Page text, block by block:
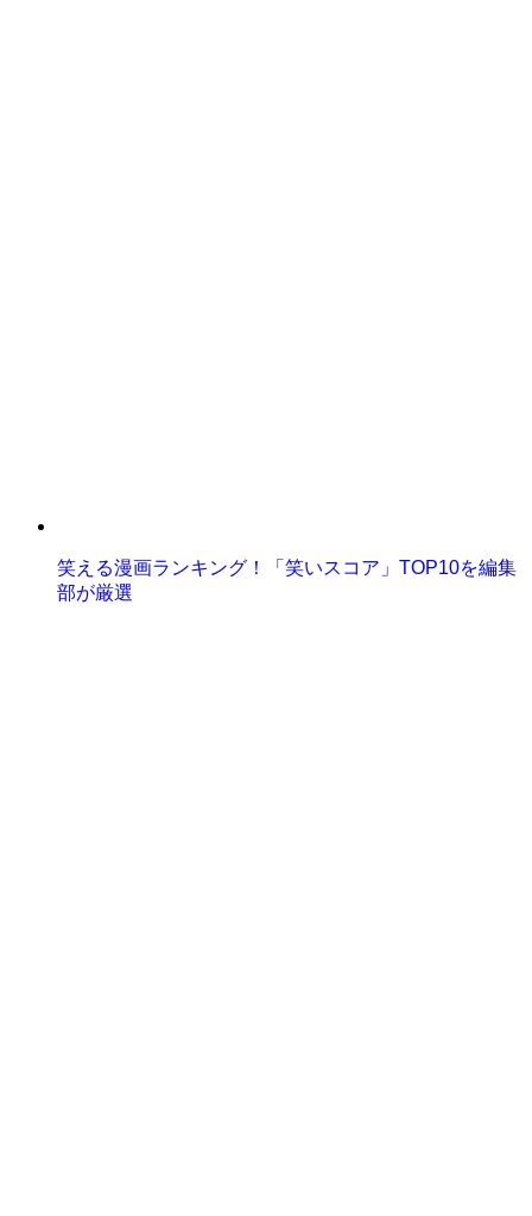
笑える漫画ランキング！「笑いスコア」TOP10を編集
部が厳選